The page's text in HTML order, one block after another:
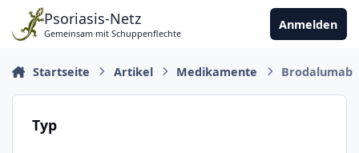
Zu Inhalt springen
Psoriasis-Netz
Gemeinsam mit Schuppenflechte
Anmelden
Startseite Artikel Medikamente Brodalumab
Typ